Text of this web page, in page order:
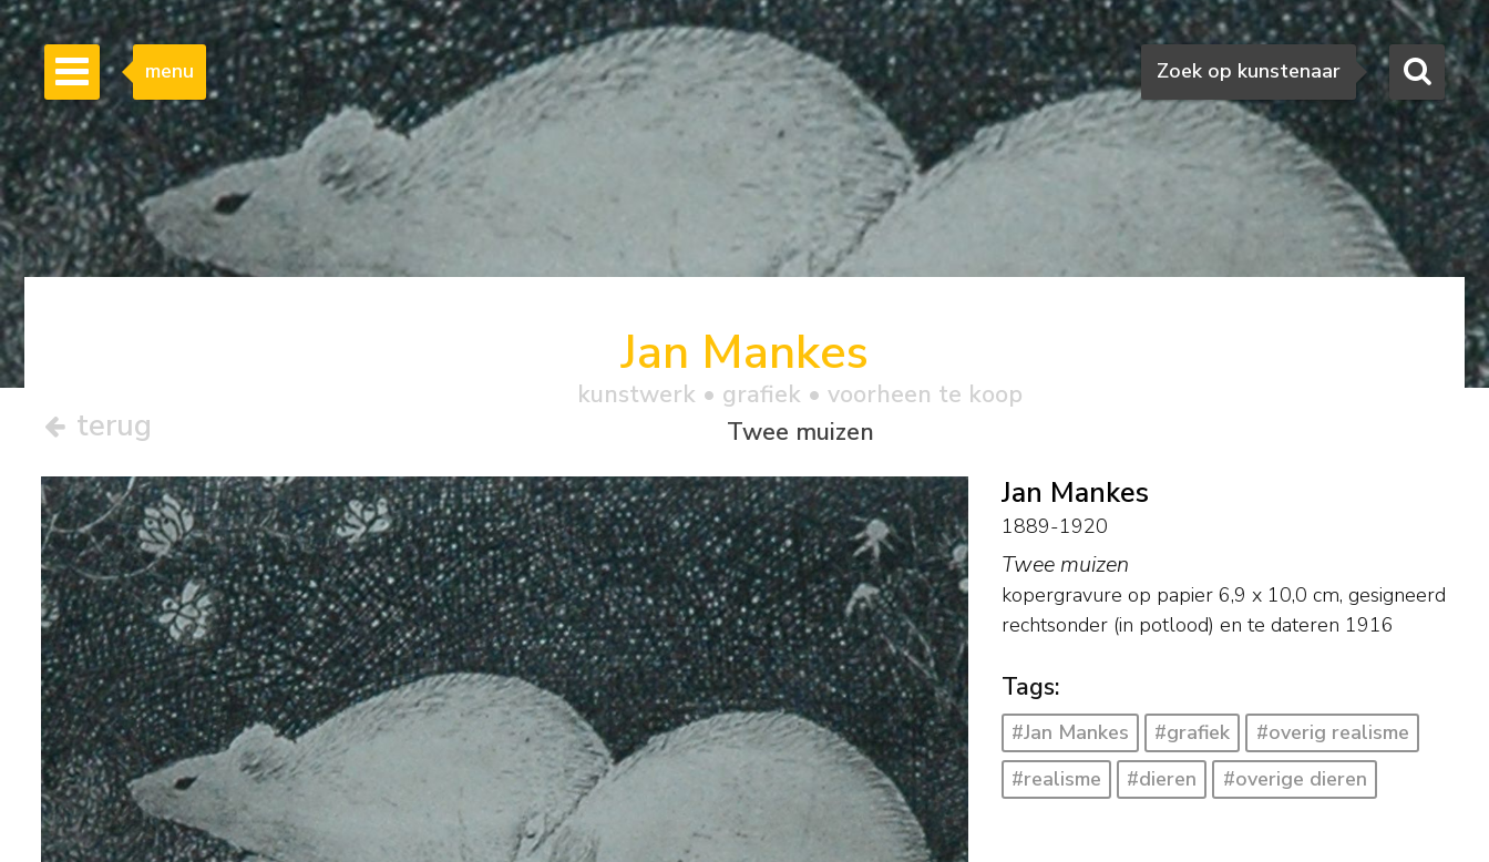
Zoeken
Zoek op kunstenaar
menu
terug
Jan Mankes
kunstwerk • grafiek • voorheen te koop
Twee muizen
Jan Mankes
1889-1920
Twee muizen
kopergravure op papier 6,9 x 10,0 cm, gesigneerd
rechtsonder (in potlood) en te dateren 1916
Tags:
#Jan Mankes #grafiek
#overig realisme
#realisme
#dieren #overige dieren